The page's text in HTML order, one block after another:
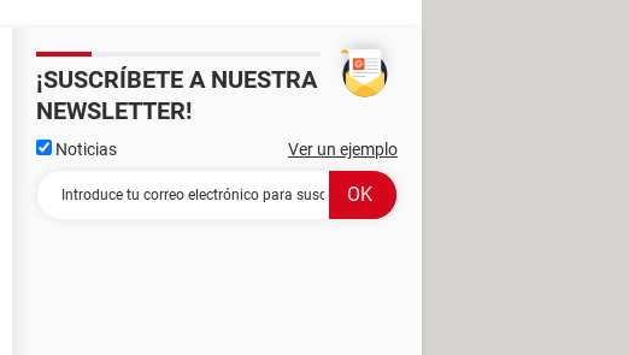
¡SUSCRÍBETE A NUESTRA
NEWSLETTER!
Noticias Ver un ejemplo